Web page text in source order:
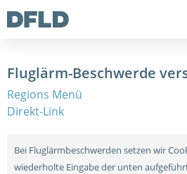
Fluglärm-Beschwerde
Regions Menü
Direkt-Link
Bei Fluglärmbeschwerden setzen wir
wiederholte Eingabe der unten